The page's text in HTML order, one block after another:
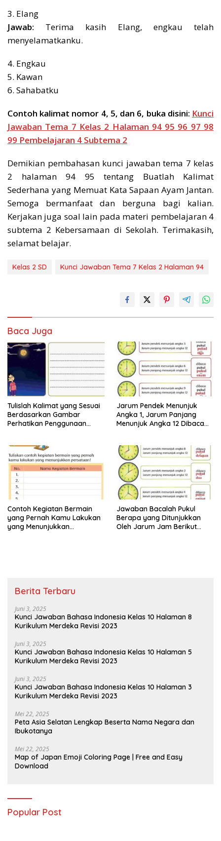
3. Elang
Jawab: Terima kasih Elang, engkau telah
menyelamatkanku.
4. Engkau
5. Kawan
6. Sahabatku
Contoh kalimat nomor 4, 5, dan 6, buka disini: Kunci
Jawaban Tema 7 Kelas 2 Halaman 94 95 96 97 98
99 Pembelajaran 4 Subtema 2
Demikian pembahasan kunci jawaban tema 7 kelas
2 halaman 94 95 tentang Buatlah Kalimat
Sederhana yang Memuat Kata Sapaan Ayam Jantan.
Semoga bermanfaat dan berguna bagi kalian.
Kerjakan juga soal lain pada materi pembelajaran 4
subtema 2 Kebersamaan di Sekolah. Terimakasih,
selamat belajar.
Kelas 2 SD Kunci Jawaban Tema 7 Kelas 2 Halaman 94
Baca Juga
Tulislah Kalimat yang Sesuai
Berdasarkan Gambar
Perhatikan Penggunaan
Halaman 28 29
Jarum Pendek Menunjuk
Angka 1, Jarum Panjang
Menunjuk Angka 12 Dibaca
Contoh Kegiatan Bermain
yang Pernah Kamu Lakukan
yang Menunjukkan
Jawaban Bacalah Pukul
Berapa yang Ditunjukkan
Oleh Jarum Jam Berikut
Berita Terbaru
Juni 3, 2025
Kunci Jawaban Bahasa Indonesia Kelas 10 Halaman 8
Kurikulum Merdeka Revisi 2023
Juni 3, 2025
Kunci Jawaban Bahasa Indonesia Kelas 10 Halaman 5
Kurikulum Merdeka Revisi 2023
Juni 3, 2025
Kunci Jawaban Bahasa Indonesia Kelas 10 Halaman 3
Kurikulum Merdeka Revisi 2023
Mei 22, 2025
Peta Asia Selatan Lengkap Beserta Nama Negara dan
Ibukotanya
Mei 22, 2025
Map of Japan Emoji Coloring Page | Free and Easy
Download
Popular Post